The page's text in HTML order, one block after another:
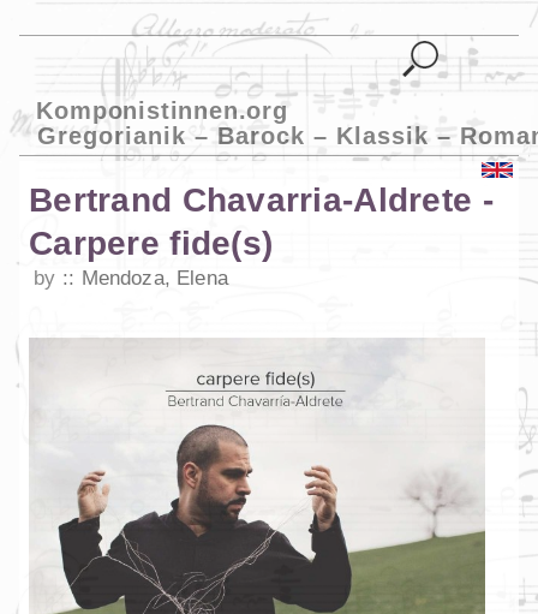
Komponistinnen.org
Gregorianik – Barock – Klassik –
Bertrand Chavarria-Aldrete -
Carpere fide(s)
by Mendoza, Elena